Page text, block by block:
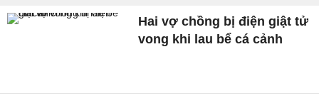
Hai vợ chồng bị điện giật tử
vong khi lau bể cá cảnh